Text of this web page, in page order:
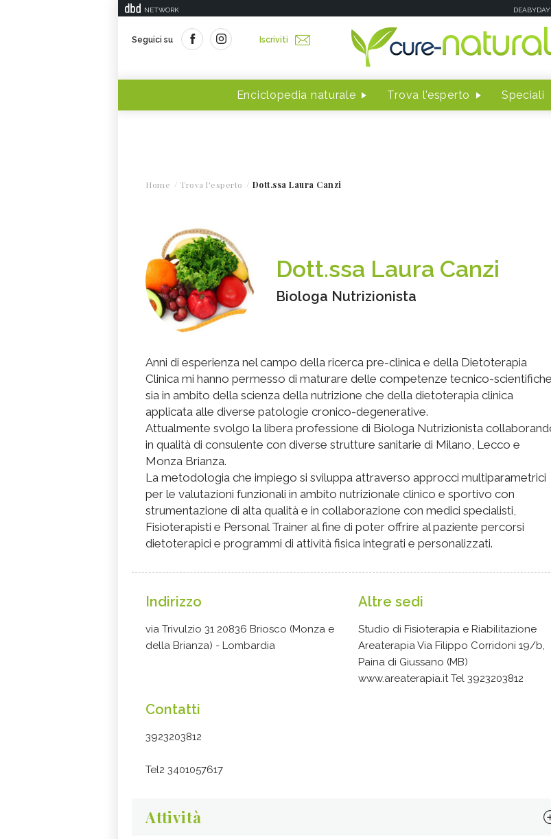
NETWORK DEABYDAY
Seguici su Iscriviti
Enciclopedia naturale Trova l'esperto Speciali
Home Trova l'esperto Dott.ssa Laura Canzi
Dott.ssa Laura Canzi
Biologa Nutrizionista
Anni di esperienza nel campo della ricerca pre-clinica e della Dietoterapia
Clinica mi hanno permesso di maturare delle competenze tecnico-scientifiche
sia in ambito della scienza della nutrizione che della dietoterapia clinica
applicata alle diverse patologie cronico-degenerative.
Attualmente svolgo la libera professione di Biologa Nutrizionista
in qualità di consulente con diverse strutture sanitarie di Milano, Lecco e
Monza Brianza.
La metodologia che impiego si sviluppa attraverso approcci multiparametrici
per le valutazioni funzionali in ambito nutrizionale clinico e sportivo con
strumentazione di alta qualità e in collaborazione con medici specialisti,
Fisioterapisti e Personal Trainer al fine di poter offrire al paziente percorsi
dietoterapici e programmi di attività fisica integrati e personalizzati.
Indirizzo
via Trivulzio 31 20836 Briosco (Monza e
della Brianza) - Lombardia
Altre sedi
Studio di Fisioterapia e Riabilitazione
Areaterapia Via Filippo Corridoni 19/b,
Paina di Giussano (MB)
www.areaterapia.it Tel 3923203812
Contatti
3923203812
Tel2 3401057617
Attività